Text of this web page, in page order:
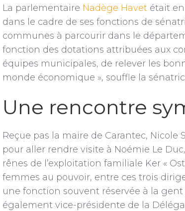
La parlementaire Nadège Havet était
dans le cadre de ses fonctions de
communes à parcourir dans le
fonction des dotations attribuées aux
équipes municipales, de relever les
monde économique », souffle la
Une rencontre
Reçue pas la maire de Carantec, Nicole
pour aller rendre visite à Noémie Le
rênes de l’exploitation familiale Ker «
femmes au pouvoir, entre ces trois
une fonction souvent réservée à la
également vice-présidente de la